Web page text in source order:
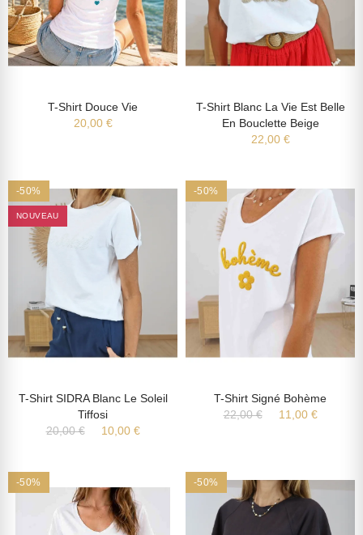
T-Shirt Douce Vie
20,00 €
T-Shirt Blanc La Vie Est Belle
En Bouclette Beige
22,00 €
-50%
NOUVEAU
T-Shirt SIDRA Blanc Le Soleil
Tiffosi
20,00 €
10,00 €
-50%
T-Shirt Signé Bohème
22,00 €
11,00 €
-50% -50%